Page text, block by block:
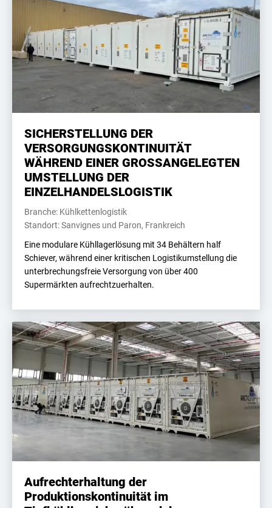
SICHERSTELLUNG DER
VERSORGUNGSKONTINUITÄT
WÄHREND EINER GROSSANGELEGTEN
UMSTELLUNG DER
EINZELHANDELSLOGISTIK
Branche: Kühlkettenlogistik
Standort: Sanvignes und Paron, Frankreich
Eine modulare Kühllagerlösung mit 34 Behältern half
Schiever, während einer kritischen Logistikumstellung die
unterbrechungsfreie Versorgung von über 400
Supermärkten aufrechtzuerhalten.
Aufrechterhaltung der
Produktionskontinuität im